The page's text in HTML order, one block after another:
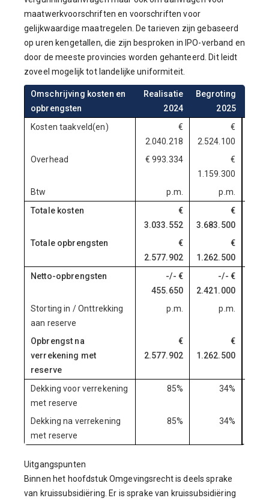
maatwerkvoorschriften en voorschriften voor
gelijkwaardige maatregelen. De tarieven zijn gebaseerd
op uren kengetallen, die zijn besproken in IPO-verband en
door de meeste provincies worden gehanteerd. Dit leidt
zoveel mogelijk tot landelijke uniformiteit.
Omschrijving kosten en
opbrengsten
Realisatie
2024
Begroting
2025
Kosten taakveld(en)
€
2.040.218
€
2.524.100
Overhead
€ 993.334
€
1.159.300
Btw p.m.
p.m.
Totale kosten
€
3.033.552
€
3.683.500
Totale opbrengsten
€
2.577.902
€
1.262.500
Netto-opbrengsten
-/- €
455.650
-/- €
2.421.000
Storting in / Onttrekking
aan reserve
p.m. p.m.
Opbrengst na
verrekening met
reserve
€
2.577.902
€
1.262.500
Dekking voor verrekening
met reserve
85% 34%
Dekking na verrekening
met reserve
85% 34%
Uitgangspunten
Binnen het hoofdstuk Omgevingsrecht is deels sprake
van kruissubsidiëring. Er is sprake van kruissubsidiëring